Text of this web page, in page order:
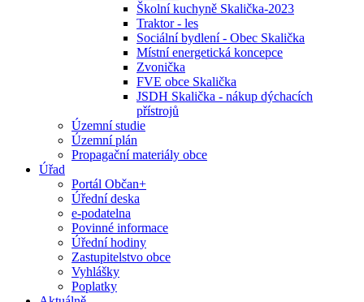
Školní kuchyně Skalička-2023
Traktor - les
Sociální bydlení - Obec Skalička
Místní energetická koncepce
Zvonička
FVE obce Skalička
JSDH Skalička - nákup dýchacích
přístrojů
Územní studie
Územní plán
Propagační materiály obce
Úřad
Portál Občan+
Úřední deska
e-podatelna
Povinné informace
Úřední hodiny
Zastupitelstvo obce
Vyhlášky
Poplatky